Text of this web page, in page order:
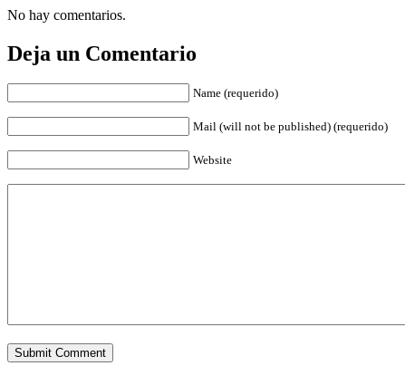
No hay comentarios.
Deja un Comentario
Name (requerido)
Mail (will not be published) (requerido)
Website